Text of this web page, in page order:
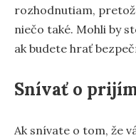
rozhodnutiam,
niečo také. Mohli by
ak budete hrať
Snívať o
Ak snívate o tom, že